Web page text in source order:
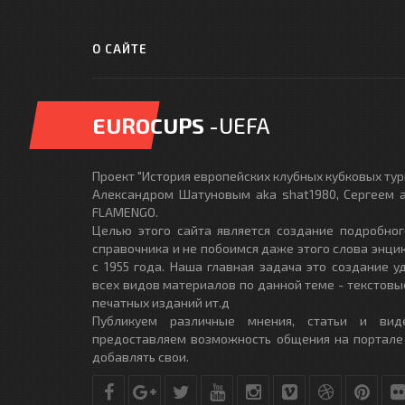
О САЙТЕ
EUROCUPS -UEFA
Проект "История европейских клубных кубковых
Александром Шатуновым aka shat1980, Сергеем
FLAMENGO.
Целью этого сайта является создание
справочника и не побоимся даже этого слова
с 1955 года. Наша главная задача это создание
всех видов материалов по данной теме -
печатных изданий ит.д
Публикуем различные мнения, статьи и
предоставляем возможность общения на
добавлять свои.